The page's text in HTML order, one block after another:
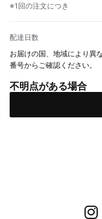
※1回の注文につき
配達日数
お届けの国、地域により異
番号からご確認ください。
不明点がある場合